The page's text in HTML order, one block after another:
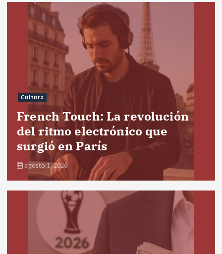
Cultura
French Touch: La revolución
del ritmo electrónico que
surgió en París
agosto 1, 2026